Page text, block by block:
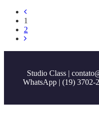
1
2
Studio Class |
WhatsApp | (19) 3702-